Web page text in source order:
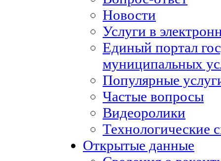
Новости
Услуги в
Единый портал
муниципальных
Популярные
Частые вопросы
Видеоролики
Технологические
Открытые данные